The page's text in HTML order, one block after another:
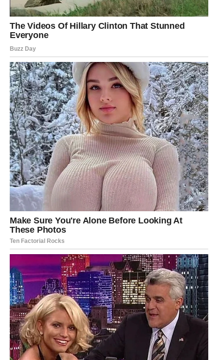
Ne ignorišite slučajnosti.
RIBE
NAJVEĆE IZNENAĐENJE ČEKA UPRAVO
VAS
Ribe su apsolutni favoriti sutrašnjeg dana. Zvijezde
pokazuju da vam dolazi događaj koji može promijeniti tok
narednih dana. Moguća je lijepa vijest, neočekivana
prilika ili susret koji ostavlja snažan utisak.
Ono što vas posebno raduje jeste osjećaj da se stvari
konačno pomjeraju sa mjesta i idu u pravcu kojem ste se
nadali.
Mnoge Ribe će imati razlog za osmijeh koji neće moći
sakriti.
Poruka zvijezda
Vjerujte da vam život sprema nešto lijepo.
Sutra donosi mnogo iznenađenja, novih prilika i situacija
koje mogu promijeniti raspoloženje, ali i planove za
naredni period.